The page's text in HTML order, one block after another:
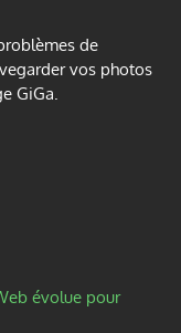
de
vos photos
GiGa.
évolue pour